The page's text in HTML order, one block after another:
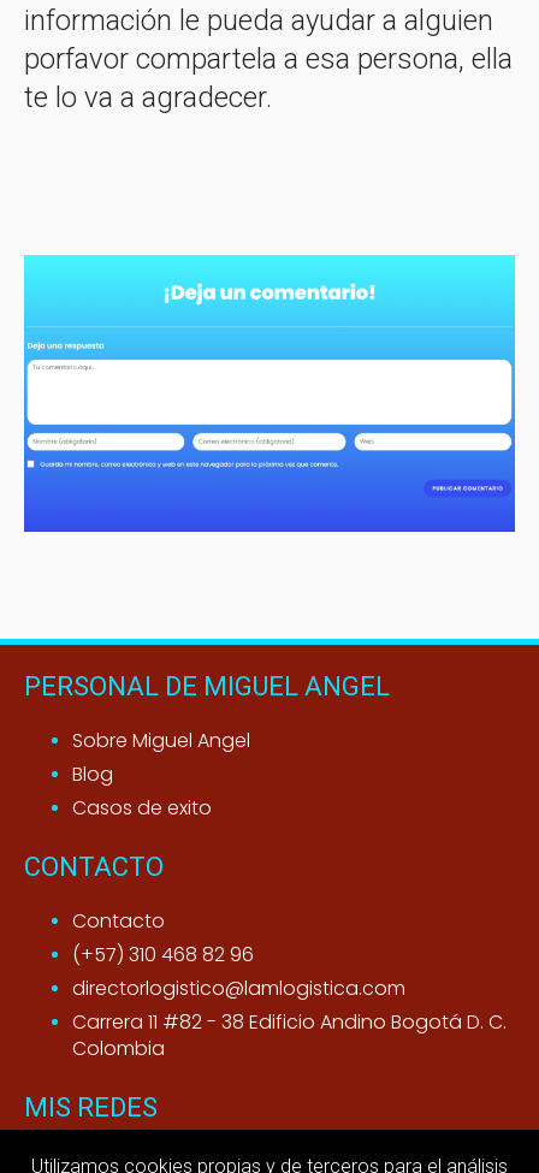
información le pueda ayudar a alguien
porfavor compartela a esa persona, ella
te lo va a agradecer.
PERSONAL DE MIGUEL ANGEL
Sobre Miguel Angel
Blog
Casos de exito
CONTACTO
Contacto
(+57) 310 468 82 96
directorlogistico@lamlogistica.com
Carrera 11 #82 - 38 Edificio Andino Bogotá D. C.
Colombia
MIS REDES
Youtube
Utilizamos cookies propias y de terceros para el análisis